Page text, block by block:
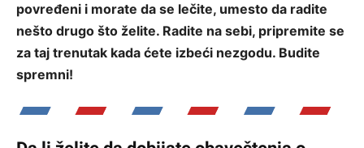
povređeni i morate da se lečite, umesto da radite
nešto drugo što želite. Radite na sebi, pripremite se
za taj trenutak kada ćete izbeći nezgodu. Budite
spremni!